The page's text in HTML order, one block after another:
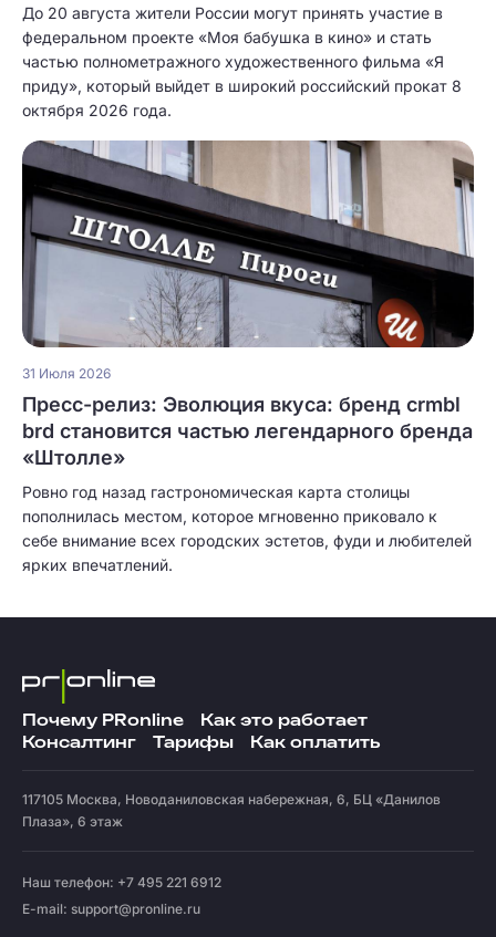
До 20 августа жители России могут принять участие в
федеральном проекте «Моя бабушка в кино» и стать
частью полнометражного художественного фильма «Я
приду», который выйдет в широкий российский прокат 8
октября 2026 года.
31 Июля 2026
Пресс-релиз: Эволюция вкуса: бренд crmbl
brd становится частью легендарного бренда
«Штолле»
Ровно год назад гастрономическая карта столицы
пополнилась местом, которое мгновенно приковало к
себе внимание всех городских эстетов, фуди и любителей
ярких впечатлений.
Почему PRonline
Как это работает
Консалтинг
Тарифы Как оплатить
117105 Москва, Новоданиловская набережная, 6, БЦ «Данилов
Плаза», 6 этаж
Наш телефон: +7 495 221 6912
E-mail: support@pronline.ru